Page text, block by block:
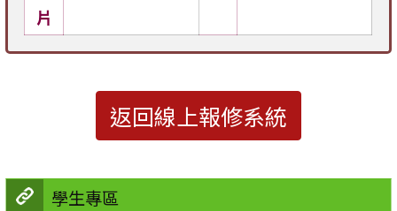
學生專區
片
返回線上報修系統